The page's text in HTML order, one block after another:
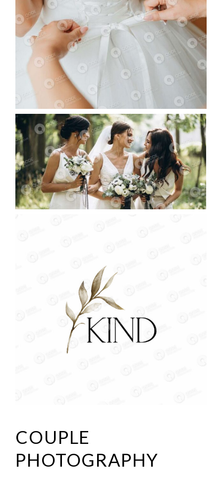
COUPLE
PHOTOGRAPHY